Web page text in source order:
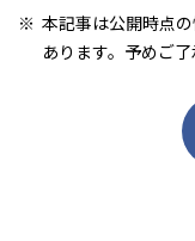
本記事は公開時点
あります。予めご了